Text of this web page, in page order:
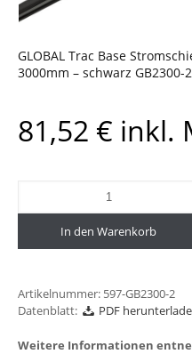
GLOBAL Trac Base
3000mm – schwarz GB2300-2
81,52 € inkl.
In den Warenkorb
Artikelnummer: 597-GB2300-2
Datenblatt:
PDF
Weitere Informationen